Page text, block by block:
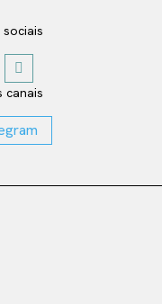
canais